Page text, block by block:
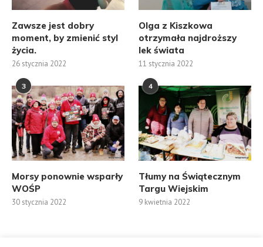
Zawsze jest dobry
moment, by zmienić styl
życia.
26 stycznia 2022
Olga z Kiszkowa
otrzymała najdroższy
lek świata
11 stycznia 2022
3
Morsy ponownie wsparły
WOŚP
30 stycznia 2022
4
Tłumy na Świątecznym
Targu Wiejskim
9 kwietnia 2022